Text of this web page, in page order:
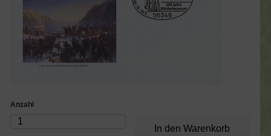
Anzahl